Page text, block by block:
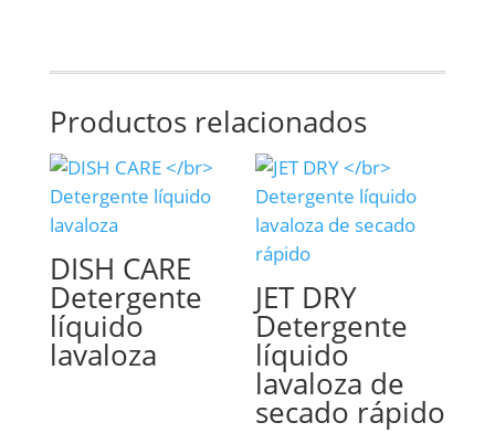
Productos relacionados
DISH CARE
Detergente
líquido
lavaloza
JET DRY
Detergente
líquido
lavaloza de
secado rápido